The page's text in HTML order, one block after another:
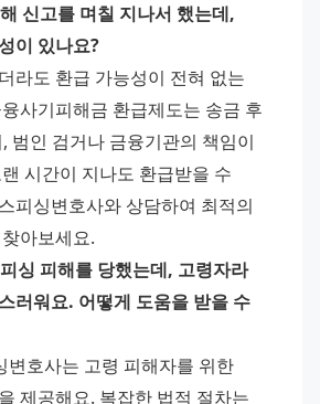
신고를 며칠 지나서 했는데,
이 있나요?
라도 환급 가능성이 전혀 없는
사기피해금 환급제도는 송금 후
범인 검거나 금융기관의 책임이
시간이 지나도 환급받을 수
피싱변호사와 상담하여 최적의
아보세요.
싱 피해를 당했는데, 고령자라
러워요. 어떻게 도움을 받을 수
변호사는 고령 피해자를 위한